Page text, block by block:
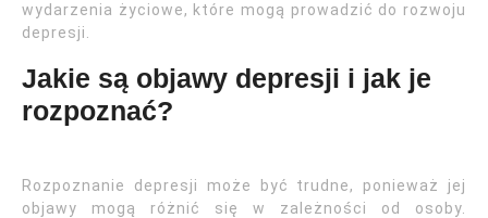
wydarzenia życiowe, które mogą prowadzić do rozwoju
depresji.
Jakie są objawy depresji i jak je
rozpoznać?
Rozpoznanie depresji może być trudne, ponieważ jej
objawy mogą różnić się w zależności od osoby.